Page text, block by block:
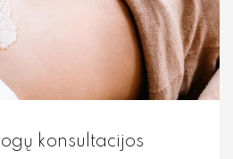
konsultacijos